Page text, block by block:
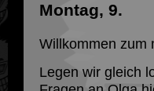
Montag, 9.
Willkommen zum
Legen wir gleich